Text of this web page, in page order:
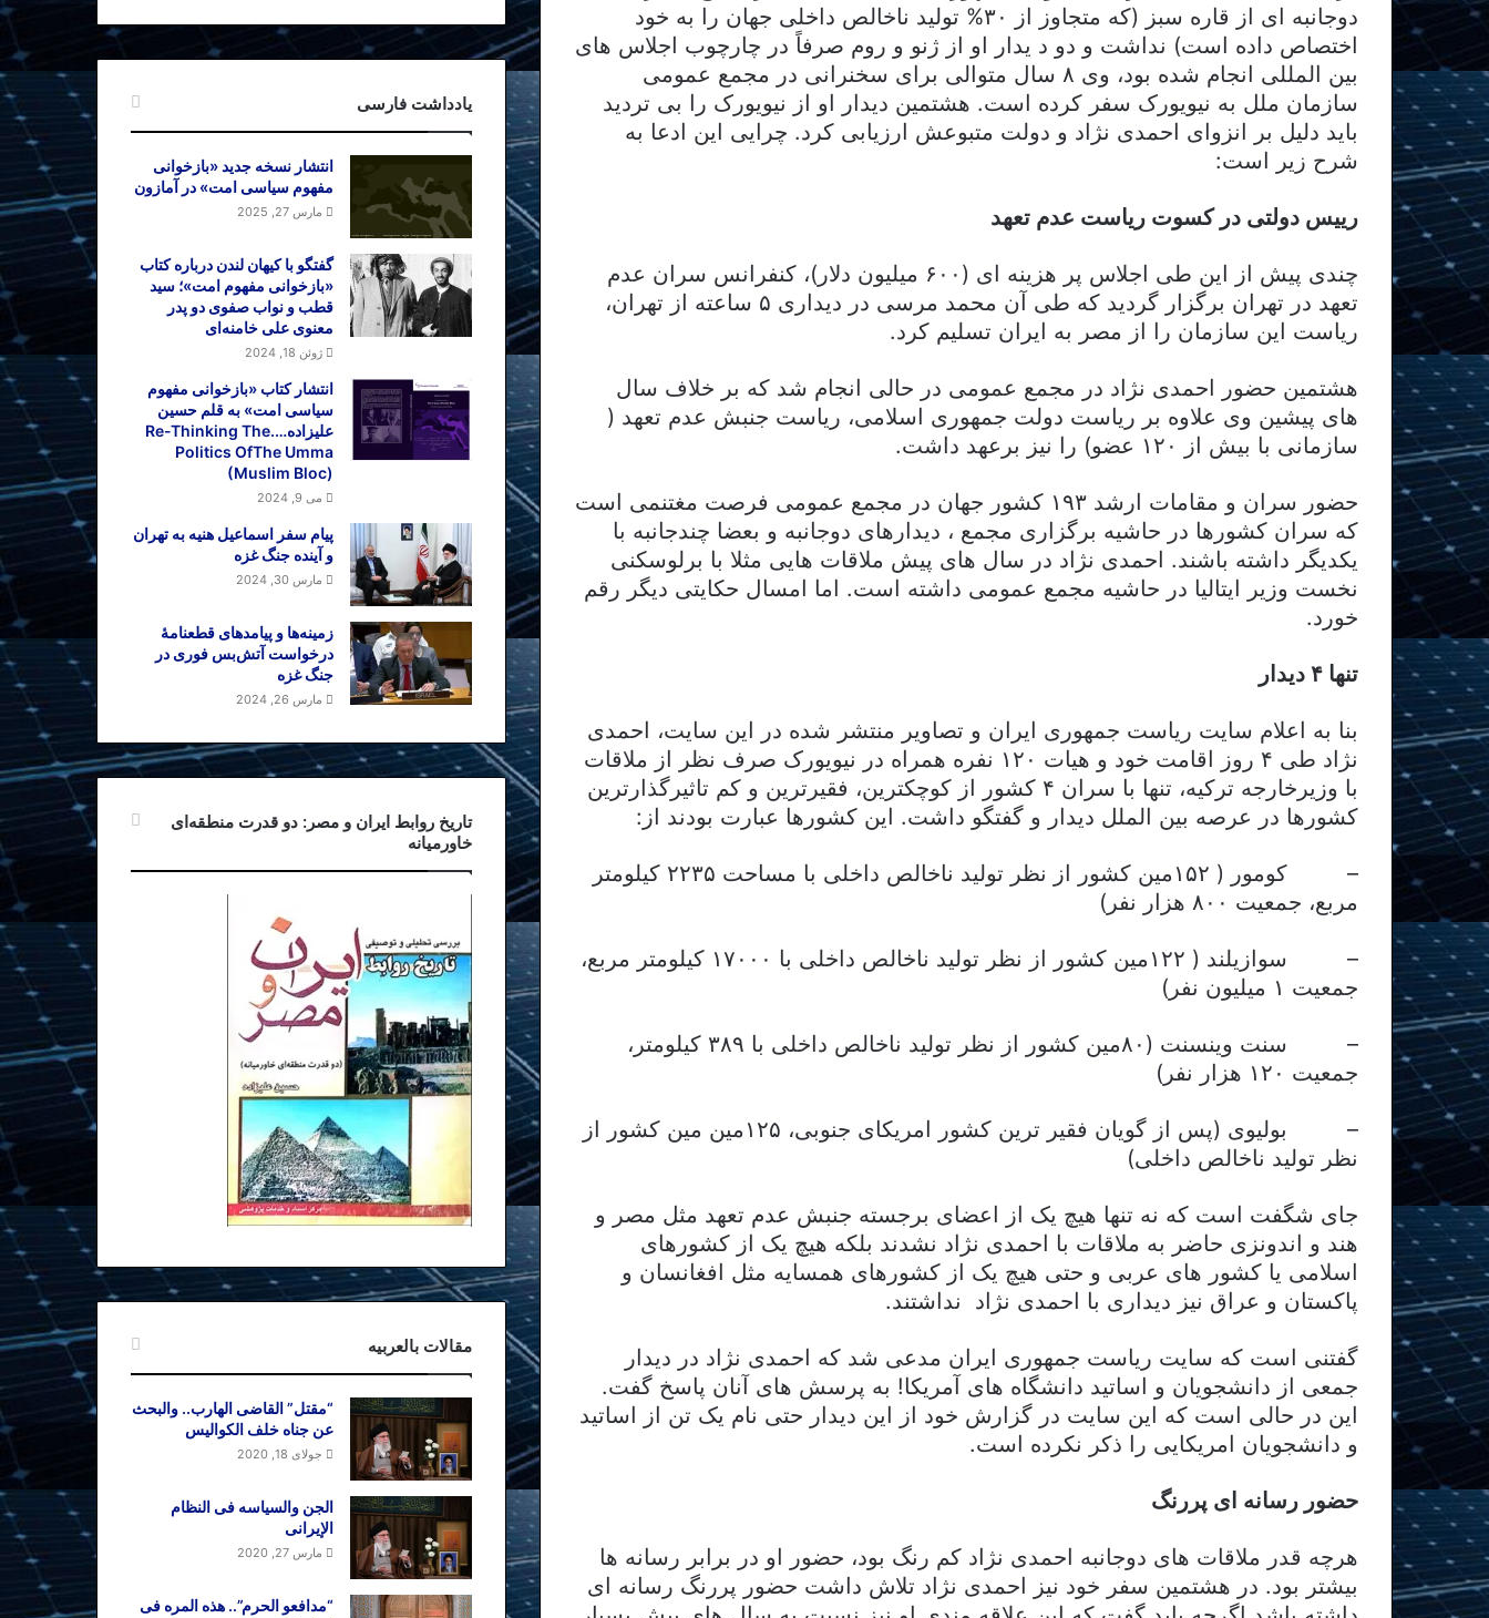
دوجانبه ای از قاره سبز (که متجاوز از ۳۰% تولید ناخالص داخلی جهان را به خود
اختصاص داده است) نداشت و دو د یدار او از ژنو و روم صرفاً در چارچوب اجلاس های
بین المللی انجام شده بود، وی ۸ سال متوالی برای سخنرانی در مجمع عمومی
سازمان ملل به نیویورک سفر کرده است. هشتمین دیدار او از نیویورک را بی تردید
باید دلیل بر انزوای احمدی نژاد و دولت متبوعش ارزیابی کرد. چرایی این ادعا به
شرح زیر است:
رییس دولتی در کسوت ریاست عدم تعهد
چندی پیش از این طی اجلاس پر هزینه ای (۶۰۰ میلیون دلار)، کنفرانس سران عدم
تعهد در تهران برگزار گردید که طی آن محمد مرسی در دیداری ۵ ساعته از تهران،
ریاست این سازمان را از مصر به ایران تسلیم کرد.
هشتمین حضور احمدی نژاد در مجمع عمومی در حالی انجام شد که بر خلاف سال
های پیشین وی علاوه بر ریاست دولت جمهوری اسلامی، ریاست جنبش عدم تعهد (
سازمانی با بیش از ۱۲۰ عضو) را نیز برعهد داشت.
حضور سران و مقامات ارشد ۱۹۳ کشور جهان در مجمع عمومی فرصت مغتنمی است
که سران کشورها در حاشیه برگزاری مجمع ، دیدارهای دوجانبه و بعضا چندجانبه با
یکدیگر داشته باشند. احمدی نژاد در سال های پیش ملاقات هایی مثلا با برلوسکنی
نخست وزیر ایتالیا در حاشیه مجمع عمومی داشته است. اما امسال حکایتی دیگر رقم
خورد.
تنها ۴ دیدار
بنا به اعلام سایت ریاست جمهوری ایران و تصاویر منتشر شده در این سایت، احمدی
نژاد طی ۴ روز اقامت خود و هیات ۱۲۰ نفره همراه در نیویورک صرف نظر از ملاقات
با وزیرخارجه ترکیه، تنها با سران ۴ کشور از کوچکترین، فقیرترین و کم تاثیرگذارترین
کشورها در عرصه بین الملل دیدار و گفتگو داشت. این کشورها عبارت بودند از:
– کومور ( ۱۵۲مین کشور از نظر تولید ناخالص داخلی با مساحت ۲۲۳۵ کیلومتر
مربع، جمعیت ۸۰۰ هزار نفر)
– سوازیلند ( ۱۲۲مین کشور از نظر تولید ناخالص داخلی با ۱۷۰۰۰ کیلومتر مربع،
جمعیت ۱ میلیون نفر)
– سنت وینسنت (۸۰مین کشور از نظر تولید ناخالص داخلی با ۳۸۹ کیلومتر،
جمعیت ۱۲۰ هزار نفر)
– بولیوی (پس از گویان فقیر ترین کشور امریکای جنوبی، ۱۲۵مین مین کشور از
نظر تولید ناخالص داخلی)
جای شگفت است که نه تنها هیچ یک از اعضای برجسته جنبش عدم تعهد مثل مصر و
هند و اندونزی حاضر به ملاقات با احمدی نژاد نشدند بلکه هیچ یک از کشورهای
اسلامی یا کشور های عربی و حتی هیچ یک از کشورهای همسایه مثل افغانسان و
پاکستان و عراق نیز دیداری با احمدی نژاد نداشتند.
گفتنی است که سایت ریاست جمهوری ایران مدعی شد که احمدی نژاد در دیدار
جمعی از دانشجویان و اساتید دانشگاه های آمریکا! به پرسش های آنان پاسخ گفت.
این در حالی است که این سایت در گزارش خود از این دیدار حتی نام یک تن از اساتید
و دانشجویان امریکایی را ذکر نکرده است.
حضور رسانه ای پررنگ
هرچه قدر ملاقات های دوجانبه احمدی نژاد کم رنگ بود، حضور او در برابر رسانه ها
بیشتر بود. در هشتمین سفر خود نیز احمدی نژاد تلاش داشت حضور پررنگ رسانه ای
یادداشت فارسی
انتشار نسخه جدید «بازخوانی
مفهوم سیاسی امت» در آمازون
مارس 27, 2025
گفتگو با کیهان لندن درباره کتاب
«بازخوانی مفهوم امت»؛ سید
قطب و نواب صفوی دو پدر
معنوی علی خامنه‌ای
ژوئن 18, 2024
انتشار کتاب «بازخوانی مفهوم
سیاسی امت» به قلم حسین
علیزاده….Re-Thinking The
Politics OfThe Umma
(Muslim Bloc)
می 9, 2024
پیام سفر اسماعیل هنیه به تهران
و آینده جنگ غزه
مارس 30, 2024
زمینه‌ها و پیامدهای قطعنامهٔ
درخواست آتش‌بس فوری در
جنگ غزه
مارس 26, 2024
تاریخ روابط ایران و مصر: دو قدرت منطقه‌ای
خاورمیانه
مقالات بالعربیه
“مقتل” القاضی الهارب.. والبحث
عن جناه خلف الکوالیس
جولای 18, 2020
الجن والسیاسه فی النظام
اﻹیرانی
مارس 27, 2020
“مدافعو الحرم”.. هذه المره فی